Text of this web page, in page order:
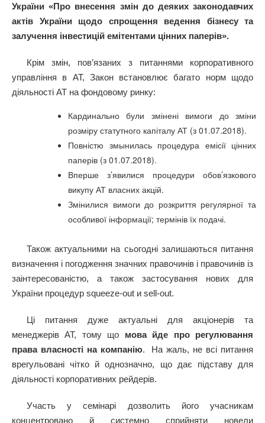
України «Про внесення змін до деяких законодавчих
актів України щодо спрощення ведення бізнесу та
залучення інвестицій емітентами цінних паперів».
Крім змін, пов’язаних з питаннями корпоративного
управління в АТ, Закон встановлює багато норм щодо
діяльності АТ на фондовому ринку:
Кардинально були змінені вимоги до зміни
розміру статутного капіталу АТ (з 01.07.2018).
Повністю змынилась процедура емісії цінних
паперів (з 01.07.2018).
Вперше з’явилися процедури обов’язкового
викупу АТ власних акцій.
Змінилися вимоги до розкриття регулярної та
особливої інформації; термінів їх подачі.
Також актуальними на сьогодні залишаються питання
визначення і погодження значних правочинів і правочинів із
заінтересованістю, а також застосування нових для
України процедур squeeze-out и sell-out.
Ці питання дуже актуальні для акціонерів та
менеджерів АТ, тому що мова йде про регулювання
права власності на компанію. На жаль, не всі питання
врегульовані чітко й однозначно, що дає підставу для
діяльності корпоративних рейдерів.
Участь у семінарі дозволить його учасникам
концентровано й системно сприйняти новели